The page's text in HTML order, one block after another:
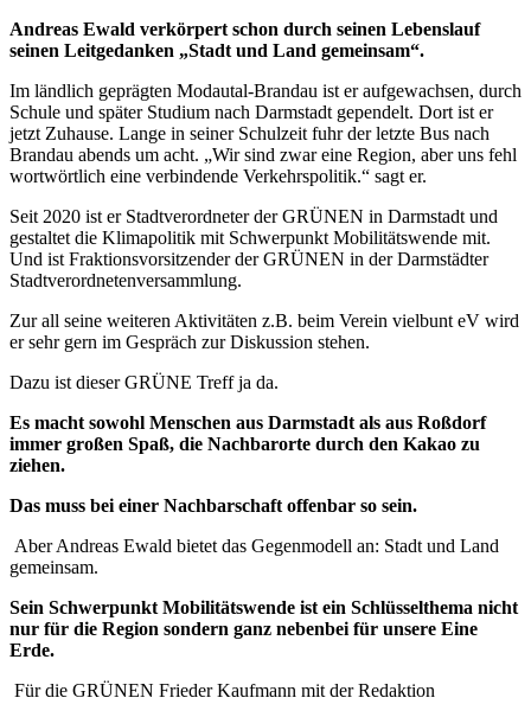
Andreas Ewald verkörpert schon durch seinen Lebenslauf
seinen Leitgedanken „Stadt und Land gemeinsam“.
Im ländlich geprägten Modautal-Brandau ist er aufgewachsen, durch
Schule und später Studium nach Darmstadt gependelt. Dort ist er
jetzt Zuhause. Lange in seiner Schulzeit fuhr der letzte Bus nach
Brandau abends um acht. „Wir sind zwar eine Region, aber uns fehl
wortwörtlich eine verbindende Verkehrspolitik.“ sagt er.
Seit 2020 ist er Stadtverordneter der GRÜNEN in Darmstadt und
gestaltet die Klimapolitik mit Schwerpunkt Mobilitätswende mit.
Und ist Fraktionsvorsitzender der GRÜNEN in der Darmstädter
Stadtverordnetenversammlung.
Zur all seine weiteren Aktivitäten z.B. beim Verein vielbunt eV wird
er sehr gern im Gespräch zur Diskussion stehen.
Dazu ist dieser GRÜNE Treff ja da.
Es macht sowohl Menschen aus Darmstadt als aus Roßdorf
immer großen Spaß, die Nachbarorte durch den Kakao zu
ziehen.
Das muss bei einer Nachbarschaft offenbar so sein.
Aber Andreas Ewald bietet das Gegenmodell an: Stadt und Land
gemeinsam.
Sein Schwerpunkt Mobilitätswende ist ein Schlüsselthema nicht
nur für die Region sondern ganz nebenbei für unsere Eine
Erde.
Für die GRÜNEN Frieder Kaufmann mit der Redaktion